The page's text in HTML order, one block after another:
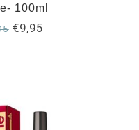
100ml
€9,95